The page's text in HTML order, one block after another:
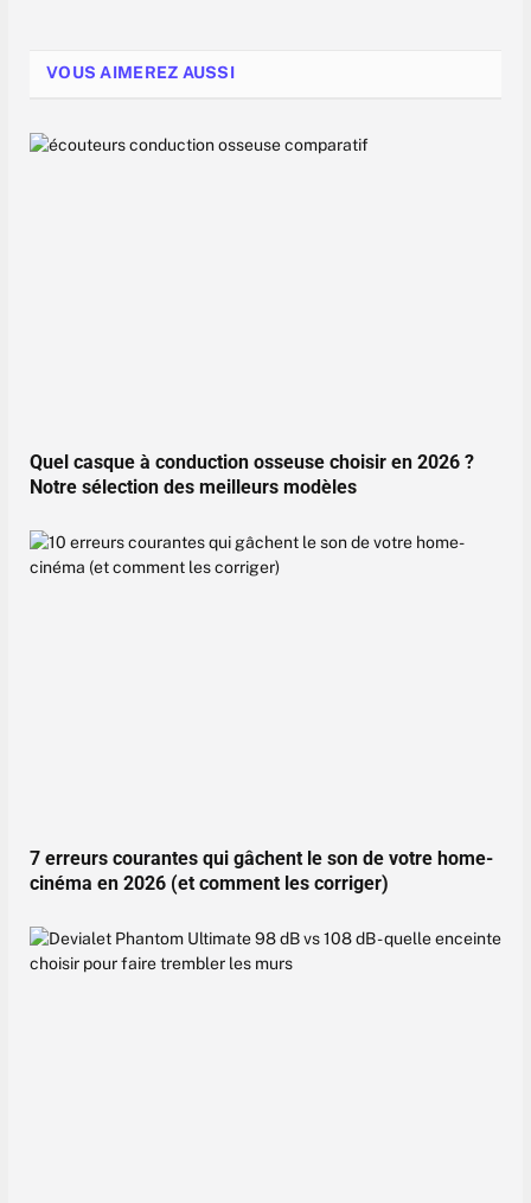
VOUS AIMEREZ AUSSI
Quel casque à conduction osseuse choisir en 2026 ?
Notre sélection des meilleurs modèles
7 erreurs courantes qui gâchent le son de votre home-
cinéma en 2026 (et comment les corriger)